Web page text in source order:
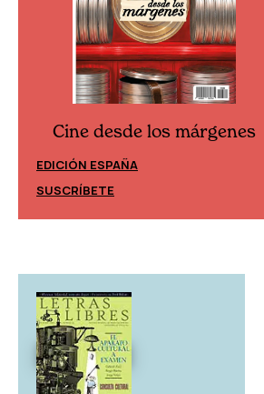
Cine desde los márgenes
EDICIÓN ESPAÑA
SUSCRÍBETE